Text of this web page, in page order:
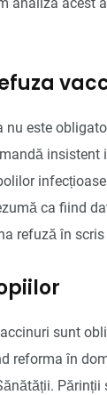
nu este
insistent
ca fiind
refuză în
sunt
reforma în
Părinții